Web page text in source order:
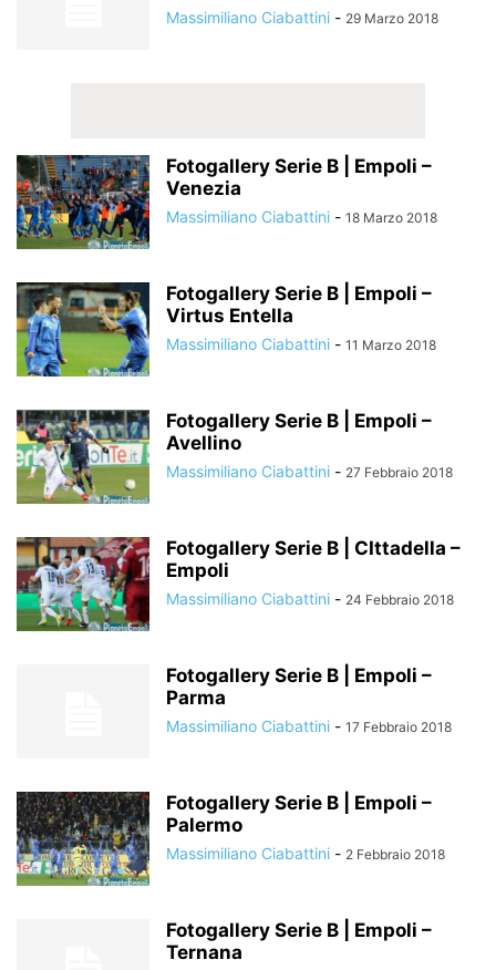
Massimiliano Ciabattini - 29 Marzo 2018
Fotogallery Serie B | Empoli –
Venezia
Massimiliano Ciabattini - 18 Marzo 2018
Fotogallery Serie B | Empoli –
Virtus Entella
Massimiliano Ciabattini - 11 Marzo 2018
Fotogallery Serie B | Empoli –
Avellino
Massimiliano Ciabattini - 27 Febbraio 2018
Fotogallery Serie B | CIttadella –
Empoli
Massimiliano Ciabattini - 24 Febbraio 2018
Fotogallery Serie B | Empoli –
Parma
Massimiliano Ciabattini - 17 Febbraio 2018
Fotogallery Serie B | Empoli –
Palermo
Massimiliano Ciabattini - 2 Febbraio 2018
Fotogallery Serie B | Empoli –
Ternana